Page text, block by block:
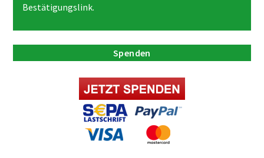
Bestätigungslink.
Spenden